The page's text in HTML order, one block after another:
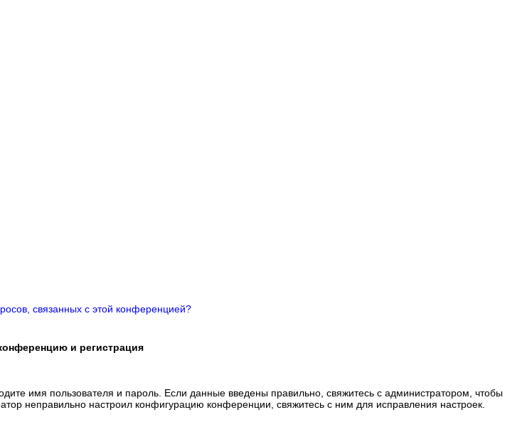
связанных с этой конференцией?
и регистрация
имя пользователя и пароль. Если данные введены правильно, свяжитесь с администратором, чтобы
неправильно настроил конфигурацию конференции, свяжитесь с ним для исправления настроек.